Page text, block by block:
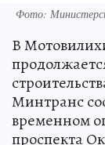
Фото:
В
Минтранс
временном
проспекта